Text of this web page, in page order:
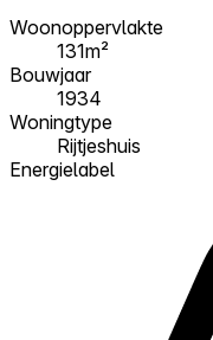
Woonoppervlakte
131m²
Bouwjaar
1934
Woningtype
Rijtjeshuis
Energielabel